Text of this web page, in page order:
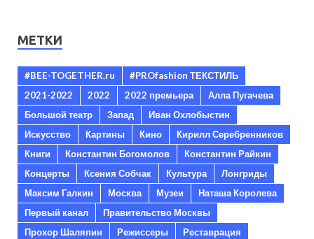
МЕТКИ
#BEE-TOGETHER.ru
#PROfashion ТЕКСТИЛЬ
2021-2022
2022 2022 премьера
Алла Пугачева
Большой театр
Запад
Иван Охлобыстин
Искусство
Картины Кино
Кирилл Серебренников
Книги
Константин Богомолов
Константин Райкин
Концерты
Ксения Собчак Культура
Лонгриды
Максим Галкин
Москва Музеи
Наташа Королева
Первый канал
Правительство Москвы
Прохор Шаляпин
Режиссеры
Реставрация